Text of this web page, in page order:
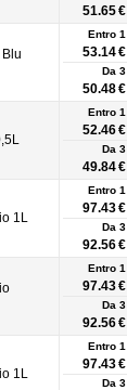
51.65 €
Entro 1
53.14 €
Da 3
50.48 €
Entro 1
52.46 €
Da 3
49.84 €
1L
Entro 1
97.43 €
Da 3
92.56 €
Entro 1
97.43 €
Da 3
92.56 €
1L
Entro 1
97.43 €
Da 3